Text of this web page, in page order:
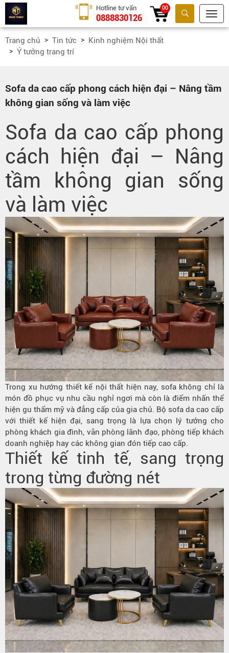
Tìm kiếm
Hotline tư vấn
0888830126
00
Trang chủ Tin tức
Kinh nghiệm Nội thất
Ý tưởng trang trí
Sofa da cao cấp phong cách hiện đại – Nâng tầm
không gian sống và làm việc
Sofa da cao cấp phong
cách hiện đại – Nâng
tầm không gian sống
và làm việc
Trong xu hướng thiết kế nội thất hiện nay, sofa không chỉ là
món đồ phục vụ nhu cầu nghỉ ngơi mà còn là điểm nhấn thể
hiện gu thẩm mỹ và đẳng cấp của gia chủ. Bộ sofa da cao cấp
với thiết kế hiện đại, sang trọng là lựa chọn lý tưởng cho
phòng khách gia đình, văn phòng lãnh đạo, phòng tiếp khách
doanh nghiệp hay các không gian đón tiếp cao cấp.
Thiết kế tinh tế, sang trọng
trong từng đường nét